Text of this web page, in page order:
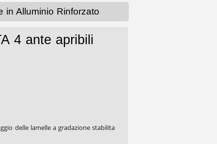
in Alluminio Rinforzato
4 ante apribili
delle lamelle a gradazione stabilita